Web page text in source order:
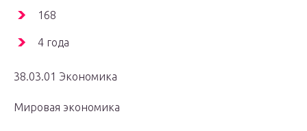
168
4 года
38.03.01 Экономика
Мировая экономика